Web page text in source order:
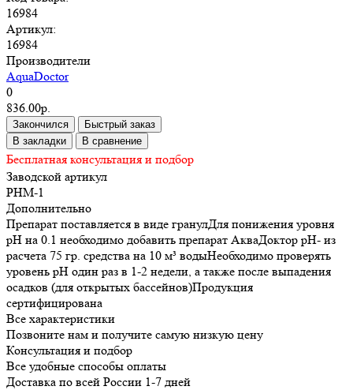
16984
Артикул:
16984
Производители
AquaDoctor
0
836.00р.
Закончился
Быстрый заказ
В закладки
В сравнение
Бесплатная консультация и подбор
Заводской артикул
PHM-1
Дополнительно
Препарат поставляется в виде гранулДля понижения уровня
pH на 0.1 необходимо добавить препарат АкваДоктор рН- из
расчета 75 гр. средства на 10 м³ водыНеобходимо проверять
уровень pH один раз в 1-2 недели, а также после выпадения
осадков (для открытых бассейнов)Продукция
сертифицирована
Все характеристики
Позвоните нам и получите самую низкую цену
Консультация и подбор
Все удобные способы оплаты
Доставка по всей России 1-7 дней